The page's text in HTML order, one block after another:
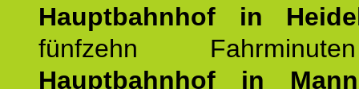
Hauptbahnhof in
fünfzehn
Hauptbahnhof in